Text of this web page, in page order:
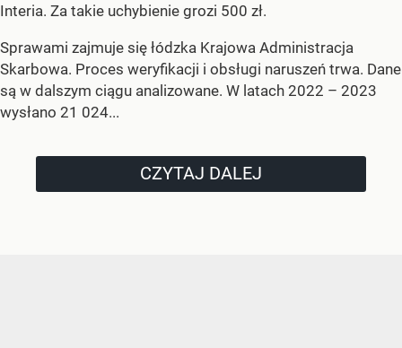
Interia. Za takie uchybienie grozi 500 zł.
Sprawami zajmuje się łódzka Krajowa Administracja
Skarbowa. Proces weryfikacji i obsługi naruszeń trwa. Dane
są w dalszym ciągu analizowane. W latach 2022 – 2023
wysłano 21 024...
CZYTAJ DALEJ